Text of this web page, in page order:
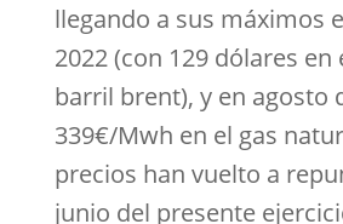
llegando a sus máximos
2022 (con 129 dólares en
barril brent), y en agosto
339€/Mwh en el gas
precios han vuelto a
junio del presente